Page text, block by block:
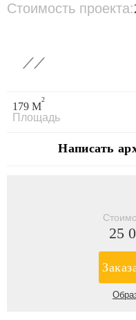
Стоимость проекта:
‹
179 М
2
Площадь
Написать
25